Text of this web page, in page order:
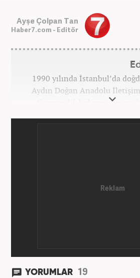
Ayşe Çolpan Tan
Haber7.com - Editör
1990 yılında İstanbul’da
Aydın Doğan Anadolu
Gazetecilik bölümü okuyarak
Haber7.com’da “Gündem
YORUMLAR 19